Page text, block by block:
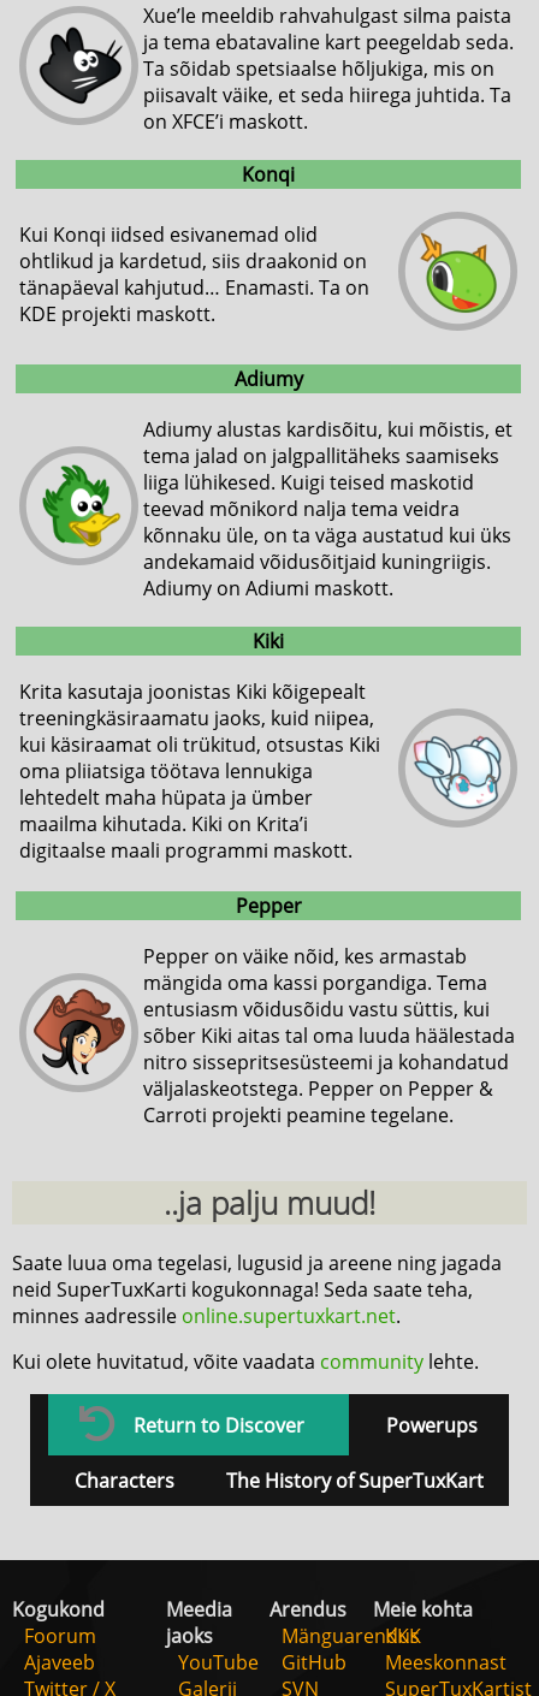
Xue’le meeldib rahvahulgast silma paista
ja tema ebatavaline kart peegeldab seda.
Ta sõidab spetsiaalse hõljukiga, mis on
piisavalt väike, et seda hiirega juhtida. Ta
on XFCE’i maskott.
Konqi
Kui Konqi iidsed esivanemad olid
ohtlikud ja kardetud, siis draakonid on
tänapäeval kahjutud… Enamasti. Ta on
KDE projekti maskott.
Adiumy
Adiumy alustas kardisõitu, kui mõistis, et
tema jalad on jalgpallitäheks saamiseks
liiga lühikesed. Kuigi teised maskotid
teevad mõnikord nalja tema veidra
kõnnaku üle, on ta väga austatud kui üks
andekamaid võidusõitjaid kuningriigis.
Adiumy on Adiumi maskott.
Kiki
Krita kasutaja joonistas Kiki kõigepealt
treeningkäsiraamatu jaoks, kuid niipea,
kui käsiraamat oli trükitud, otsustas Kiki
oma pliiatsiga töötava lennukiga
lehtedelt maha hüpata ja ümber
maailma kihutada. Kiki on Krita’i
digitaalse maali programmi maskott.
Pepper
Pepper on väike nõid, kes armastab
mängida oma kassi porgandiga. Tema
entusiasm võidusõidu vastu süttis, kui
sõber Kiki aitas tal oma luuda häälestada
nitro sissepritsesüsteemi ja kohandatud
väljalaskeotstega. Pepper on Pepper &
Carroti projekti peamine tegelane.
..ja palju muud!
Saate luua oma tegelasi, lugusid ja areene ning jagada
neid SuperTuxKarti kogukonnaga! Seda saate teha,
minnes aadressile online.supertuxkart.net.
Kui olete huvitatud, võite vaadata community lehte.
Return to Discover Powerups
Characters The History of SuperTuxKart
Kogukond
Foorum
Ajaveeb
Twitter / X
Meedia
jaoks
YouTube
Galerii
Arendus
Mänguarendus
GitHub
SVN
Meie kohta
KKK
Meeskonnast
SuperTuxKartist